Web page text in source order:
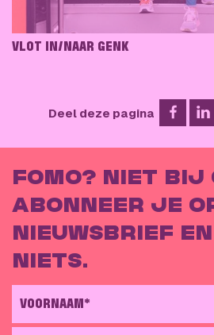
VLOT IN/NAAR GENK
Deel deze pagina op
FOMO? NIET BIJ
ABONNEER JE
NIEUWSBRIEF
NIETS.
VOORNAAM*